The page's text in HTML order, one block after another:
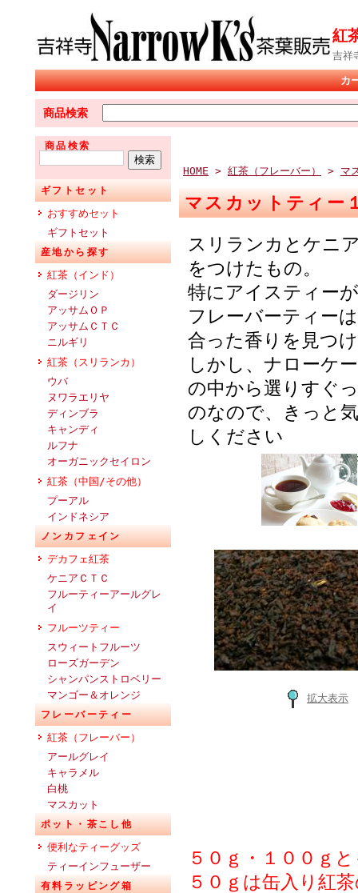
紅
吉祥
カ
商品検索
商品検索
ギフトセット
おすすめセット
ギフトセット
産地から探す
紅茶（インド）
ダージリン
アッサムＯＰ
アッサムＣＴＣ
ニルギリ
紅茶（スリランカ）
ウバ
ヌワラエリヤ
ディンブラ
キャンディ
ルフナ
オーガニックセイロン
紅茶（中国/その他）
プーアル
インドネシア
ノンカフェイン
デカフェ紅茶
ケニアＣＴＣ
フルーティーアールグレ
イ
フルーツティー
スウィートフルーツ
ローズガーデン
シャンパンストロベリー
マンゴー＆オレンジ
フレーバーティー
紅茶（フレーバー）
アールグレイ
キャラメル
白桃
マスカット
ポット・茶こし他
便利なティーグッズ
ティーインフューザー
有料ラッピング箱
HOME > 紅茶（フレーバー） > マ
マスカットティー
スリランカとケニ
をつけたもの。
特にアイスティー
フレーバーティー
合った香りを見つ
しかし、ナローケ
の中から選りすぐ
のなので、きっと
しください
拡大表示
５０ｇ・１００ｇ
５０ｇは缶入り紅